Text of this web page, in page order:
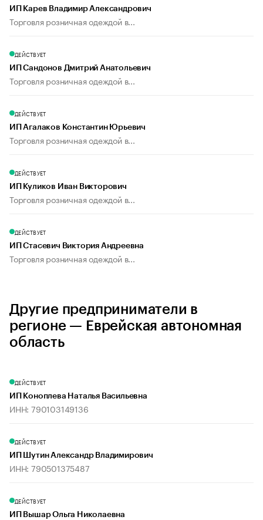
ИП Карев Владимир Александрович
Торговля розничная одеждой в...
ДЕЙСТВУЕТ
ИП Сандонов Дмитрий Анатольевич
Торговля розничная одеждой в...
ДЕЙСТВУЕТ
ИП Агалаков Константин Юрьевич
Торговля розничная одеждой в...
ДЕЙСТВУЕТ
ИП Куликов Иван Викторович
Торговля розничная одеждой в...
ДЕЙСТВУЕТ
ИП Стасевич Виктория Андреевна
Торговля розничная одеждой в...
Другие предприниматели в
регионе — Еврейская автономная
область
ДЕЙСТВУЕТ
ИП Коноплева Наталья Васильевна
ИНН: 790103149136
ДЕЙСТВУЕТ
ИП Шутин Александр Владимирович
ИНН: 790501375487
ДЕЙСТВУЕТ
ИП Вышар Ольга Николаевна